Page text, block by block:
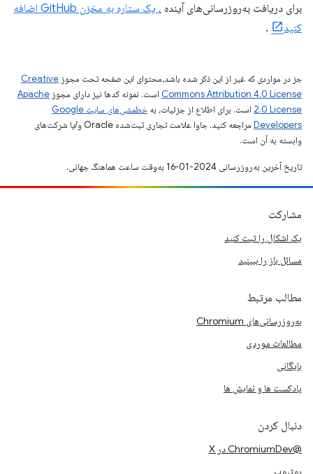
برای دریافت به‌روزرسانی‌های آینده
، یک ستاره به مخزن GitHub اضافه
کنید
.
جز در مواردی که غیر از این ذکر شده باشد،‌محتوای این صفحه تحت مجوز Creative
Commons Attribution 4.0 License است. نمونه کدها نیز دارای مجوز Apache
2.0 License است. برای اطلاع از جزئیات، به
خطمشی‌های سایت Google
Developers‏
مراجعه کنید. جاوا علامت تجاری ثبت‌شده Oracle و/یا شرکت‌های
وابسته به آن است.
تاریخ آخرین به‌روزرسانی 2024-01-16 به‌وقت ساعت هماهنگ جهانی.
مشارکت
یک اشکال را ثبت کنید
مسائل باز را ببینید
مطالب مرتبط
به‌روزرسانی‌های Chromium
مطالعات موردی
بایگانی
پادکست ها و نمایش ها
دنبال کردن
@ChromiumDev در X
یوتیوب